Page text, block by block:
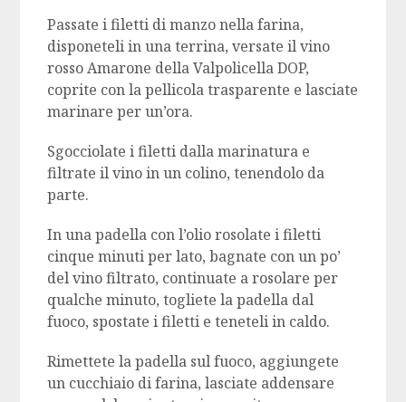
Passate i filetti di manzo nella farina,
disponeteli in una terrina, versate il vino
rosso Amarone della Valpolicella DOP,
coprite con la pellicola trasparente e lasciate
marinare per un’ora.
Sgocciolate i filetti dalla marinatura e
filtrate il vino in un colino, tenendolo da
parte.
In una padella con l’olio rosolate i filetti
cinque minuti per lato, bagnate con un po’
del vino filtrato, continuate a rosolare per
qualche minuto, togliete la padella dal
fuoco, spostate i filetti e teneteli in caldo.
Rimettete la padella sul fuoco, aggiungete
un cucchiaio di farina, lasciate addensare